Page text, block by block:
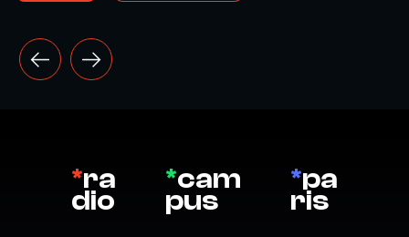
*ra
dio
*cam
pus
*pa
ris